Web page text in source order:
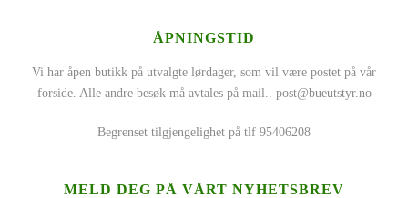
ÅPNINGSTID
Vi har åpen butikk på utvalgte lørdager, som vil være postet på vår
forside. Alle andre besøk må avtales på mail.. post@bueutstyr.no
Begrenset tilgjengelighet på tlf 95406208
MELD DEG PÅ VÅRT NYHETSBREV